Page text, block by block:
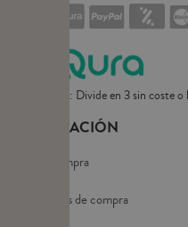
Pago flexible: Divide en 3 sin coste o
INFORMACIÓN
Guía de compra
Condiciones de compra